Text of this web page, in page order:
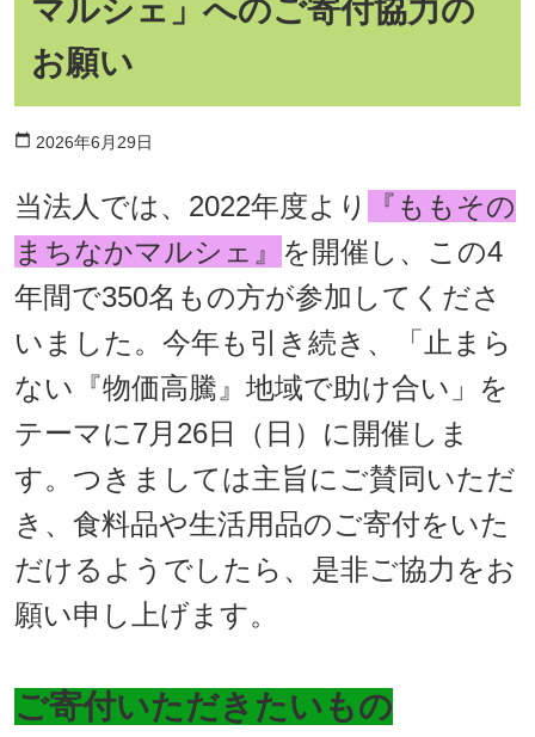
マルシェ」へのご寄付協力の
お願い
calendar_today 2026年6月29日
当法人では、2022年度より
『ももその
まちなかマルシェ』 を開催し、この4
年間で350名もの方が参加してくださ
いました。今年も引き続き、「止まら
ない『物価高騰』地域で助け合い」を
テーマに7月26日（日）に開催しま
す。つきましては主旨にご賛同いただ
き、食料品や生活用品のご寄付をいた
だけるようでしたら、是非ご協力をお
願い申し上げます。
ご寄付いただきたいもの